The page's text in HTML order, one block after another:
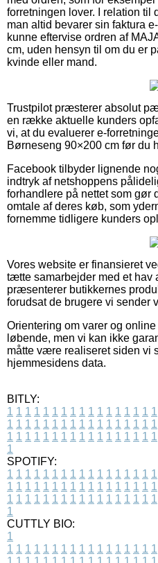
forretningen lover. I relation til
man altid bevarer sin faktura
kunne eftervise ordren af
cm, uden hensyn til om du er
kvinde eller mand.
Trustpilot præsterer absolut
en række aktuelle kunders
vi, at du evaluerer e-
Børneseng 90×200 cm før du
Facebook tilbyder lignende
indtryk af netshoppens
forhandlere på nettet som gør
omtale af deres køb, som
fornemme tidligere kunders
Vores website er finansieret
tætte samarbejder med et hav
præsenterer butikkernes
forudsat de brugere vi sender
Orientering om varer og
løbende, men vi kan ikke
måtte være realiseret siden vi
hjemmesidens data.
BITLY:
1 1 1 1 1 1 1 1 1 1 1 1 1 1 1 1 1
1 1 1 1 1 1 1 1 1 1 1 1 1 1 1 1 1
1 1 1 1 1 1 1 1 1 1 1 1 1 1 1 1 1
1
SPOTIFY:
1 1 1 1 1 1 1 1 1 1 1 1 1 1 1 1 1
1 1 1 1 1 1 1 1 1 1 1 1 1 1 1 1 1
1 1 1 1 1 1 1 1 1 1 1 1 1 1 1 1 1
1
CUTTLY BIO:
1
1 1 1 1 1 1 1 1 1 1 1 1 1 1 1 1 1